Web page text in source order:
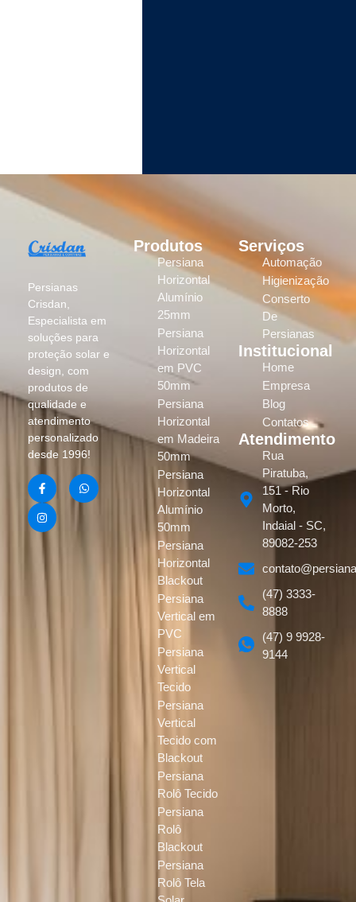
Persianas
Crisdan,
Especialista em
soluções para
proteção solar e
design, com
produtos de
qualidade e
atendimento
personalizado
desde 1996!
Produtos
Persiana
Horizontal
Alumínio
25mm
Persiana
Horizontal
em PVC
50mm
Persiana
Horizontal
em Madeira
50mm
Persiana
Horizontal
Alumínio
50mm
Persiana
Horizontal
Blackout
Persiana
Vertical em
PVC
Persiana
Vertical
Tecido
Persiana
Vertical
Tecido com
Blackout
Persiana
Rolô Tecido
Persiana
Rolô
Blackout
Persiana
Rolô Tela
Serviços
Automação
Higienização
Conserto
De
Persianas
Institucional
Home
Empresa
Blog
Contatos
Atendimento
Rua
Piratuba,
151 - Rio
Morto,
Indaial - SC,
89082-253
(47) 3333-
8888
(47) 9 9928-
9144